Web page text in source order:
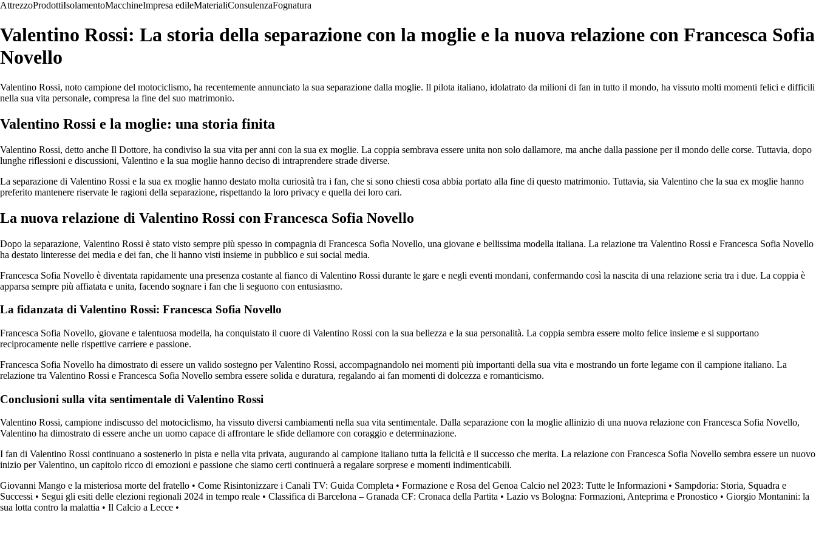
AttrezzoProdottiIsolamentoMacchineImpresa edileMaterialiConsulenzaFognatura
Valentino Rossi: La storia della separazione con la moglie e la nuova relazione con Francesca Sofia
Novello
Valentino Rossi, noto campione del motociclismo, ha recentemente annunciato la sua separazione dalla moglie. Il pilota italiano, idolatrato da milioni di fan in tutto il mondo, ha vissuto molti momenti felici e difficili
nella sua vita personale, compresa la fine del suo matrimonio.
Valentino Rossi e la moglie: una storia finita
Valentino Rossi, detto anche Il Dottore, ha condiviso la sua vita per anni con la sua ex moglie. La coppia sembrava essere unita non solo dallamore, ma anche dalla passione per il mondo delle corse. Tuttavia, dopo
lunghe riflessioni e discussioni, Valentino e la sua moglie hanno deciso di intraprendere strade diverse.
La separazione di Valentino Rossi e la sua ex moglie hanno destato molta curiosità tra i fan, che si sono chiesti cosa abbia portato alla fine di questo matrimonio. Tuttavia, sia Valentino che la sua ex moglie hanno
preferito mantenere riservate le ragioni della separazione, rispettando la loro privacy e quella dei loro cari.
La nuova relazione di Valentino Rossi con Francesca Sofia Novello
Dopo la separazione, Valentino Rossi è stato visto sempre più spesso in compagnia di Francesca Sofia Novello, una giovane e bellissima modella italiana. La relazione tra Valentino Rossi e Francesca Sofia Novello
ha destato linteresse dei media e dei fan, che li hanno visti insieme in pubblico e sui social media.
Francesca Sofia Novello è diventata rapidamente una presenza costante al fianco di Valentino Rossi durante le gare e negli eventi mondani, confermando così la nascita di una relazione seria tra i due. La coppia è
apparsa sempre più affiatata e unita, facendo sognare i fan che li seguono con entusiasmo.
La fidanzata di Valentino Rossi: Francesca Sofia Novello
Francesca Sofia Novello, giovane e talentuosa modella, ha conquistato il cuore di Valentino Rossi con la sua bellezza e la sua personalità. La coppia sembra essere molto felice insieme e si supportano
reciprocamente nelle rispettive carriere e passione.
Francesca Sofia Novello ha dimostrato di essere un valido sostegno per Valentino Rossi, accompagnandolo nei momenti più importanti della sua vita e mostrando un forte legame con il campione italiano. La
relazione tra Valentino Rossi e Francesca Sofia Novello sembra essere solida e duratura, regalando ai fan momenti di dolcezza e romanticismo.
Conclusioni sulla vita sentimentale di Valentino Rossi
Valentino Rossi, campione indiscusso del motociclismo, ha vissuto diversi cambiamenti nella sua vita sentimentale. Dalla separazione con la moglie allinizio di una nuova relazione con Francesca Sofia Novello,
Valentino ha dimostrato di essere anche un uomo capace di affrontare le sfide dellamore con coraggio e determinazione.
I fan di Valentino Rossi continuano a sostenerlo in pista e nella vita privata, augurando al campione italiano tutta la felicità e il successo che merita. La relazione con Francesca Sofia Novello sembra essere un nuovo
inizio per Valentino, un capitolo ricco di emozioni e passione che siamo certi continuerà a regalare sorprese e momenti indimenticabili.
Giovanni Mango e la misteriosa morte del fratello • Come Risintonizzare i Canali TV: Guida Completa • Formazione e Rosa del Genoa Calcio nel 2023: Tutte le Informazioni • Sampdoria: Storia, Squadra e
Successi • Segui gli esiti delle elezioni regionali 2024 in tempo reale • Classifica di Barcelona – Granada CF: Cronaca della Partita • Lazio vs Bologna: Formazioni, Anteprima e Pronostico • Giorgio Montanini: la
sua lotta contro la malattia • Il Calcio a Lecce •